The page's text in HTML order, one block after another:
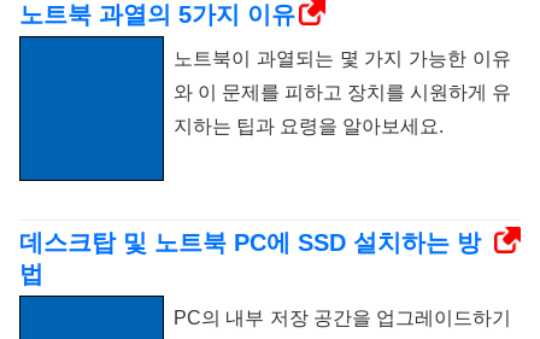
노트북 과열의 5가지 이유
노트북이 과열되는 몇 가지 가능한 이유
와 이 문제를 피하고 장치를 시원하게 유
지하는 팁과 요령을 알아보세요.
데스크탑 및 노트북 PC에 SSD 설치하는 방
법
PC의 내부 저장 공간을 업그레이드하기